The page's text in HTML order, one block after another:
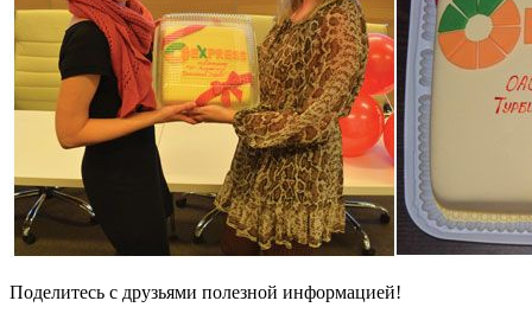
Поделитесь с друзьями полезной информацией!